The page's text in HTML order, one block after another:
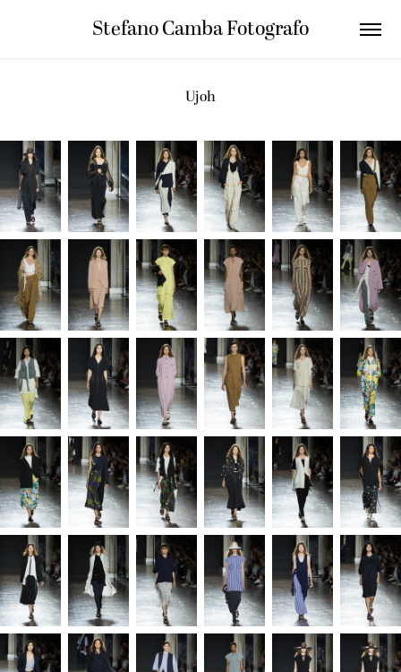
Stefano Camba Fotografo
Ujoh